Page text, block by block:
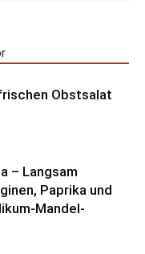
Obstsalat
– Langsam
Paprika und
Mandel-